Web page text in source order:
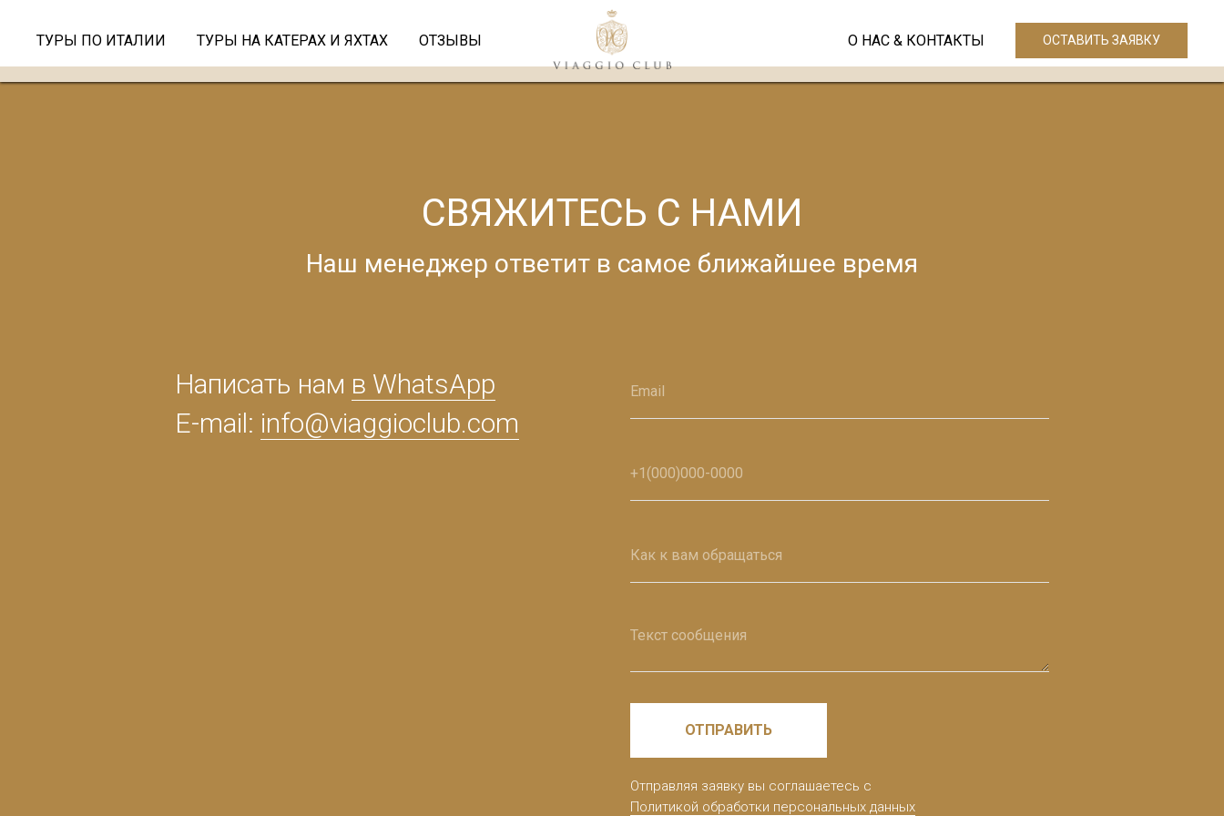
ТУРЫ ПО ИТАЛИИ ТУРЫ НА КАТЕРАХ И ЯХТАХ ОТЗЫВЫ О НАС & КОНТАКТЫ ОСТАВИТЬ ЗАЯВКУ
СВЯЖИТЕСЬ С НАМИ
Наш менеджер ответит в самое ближайшее время
Написать нам в WhatsApp
E-mail: info@viaggioclub.com
ОТПРАВИТЬ
Отправляя заявку вы соглашаетесь с
Политикой обработки персональных данных